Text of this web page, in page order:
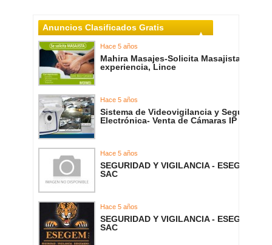
Anuncios Clasificados Gratis
Hace 5 años
Mahira Masajes-Solicita Masajista con
experiencia, Lince
Hace 5 años
Sistema de Videovigilancia y Seguridad
Electrónica- Venta de Cámaras IP
Hace 5 años
SEGURIDAD Y VIGILANCIA - ESEGEM
SAC
Hace 5 años
SEGURIDAD Y VIGILANCIA - ESEGEM
SAC